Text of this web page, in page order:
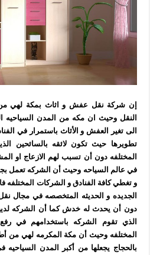
إن شركة نقل عفش و اثاث بمكة لهي
النقل وحيث ان مكه من المدن السياحيه
الى تغير العفش و الأثاث باستمرار في
تطويرها حيث تكون لائقه بالسائحين
المختلفه دون أن تسبب لهم الازعاج او
في عالم السياحه وحيث أن الشركه تعمل
و تغطي كافة الفنادق و الشركات المختلفه
الجديده و الحديثه المتخصصه في مجال
دون أن يحدث له خدش كما أن الشركه
الذي تقوم الشركه باستخدامهم في
المختلفه وحيث أن مكة المكرمه لهي من
بالحجاج يجعلها من أكبر المدن